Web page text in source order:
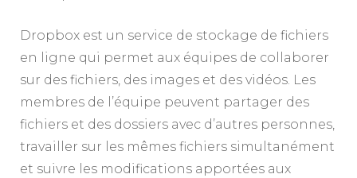
Dropbox est un service de stockage de fichiers
en ligne qui permet aux équipes de collaborer
sur des fichiers, des images et des vidéos. Les
membres de l’équipe peuvent partager des
fichiers et des dossiers avec d’autres personnes,
travailler sur les mêmes fichiers simultanément
et suivre les modifications apportées aux